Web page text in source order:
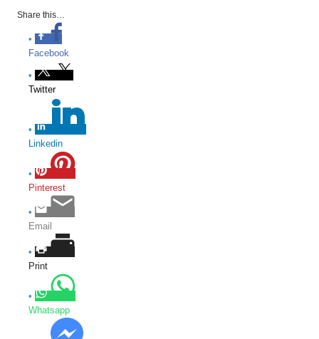
Share this…
Facebook
Twitter
Linkedin
Pinterest
Email
Print
Whatsapp